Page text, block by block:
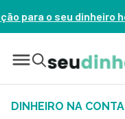
– ASSISTA AGORA
DINHEIRO NA CONTA